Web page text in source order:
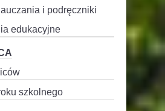
i podręczniki
edukacyjne
szkolnego